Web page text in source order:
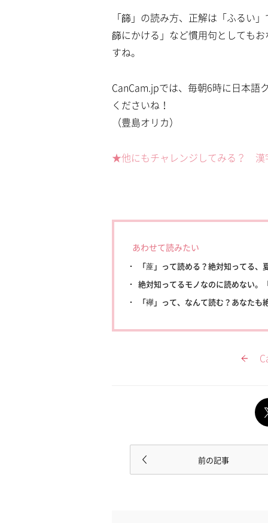
「篩」の読み方、正解は「ふるい
篩にかける」など慣用句としても
すね。
CanCam.jpでは、毎朝6時に日本
くださいね！
（豊島オリカ）
★他にもチャレンジしてみる？
あわせて読みたい
「蓙」って読める？絶対知ってる
絶対知ってるモノなのに読めない。
「襷」って、なんて読む？あなた
前の記事